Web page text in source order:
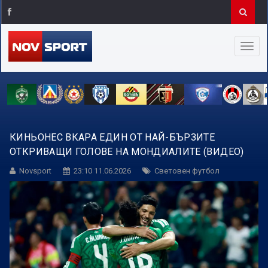
КИНЬОНЕС ВКАРА ЕДИН ОТ НАЙ-БЪРЗИТЕ
ОТКРИВАЩИ ГОЛОВЕ НА МОНДИАЛИТЕ (ВИДЕО)
Novsport 23:10 11.06.2026 Световен футбол